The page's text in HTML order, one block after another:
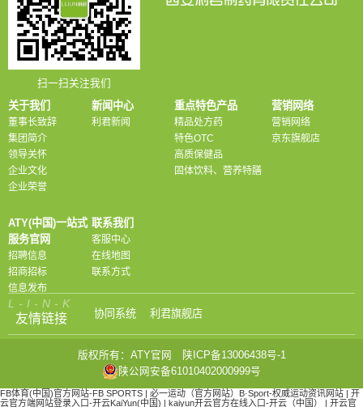
扫一扫关注我们
关于我们
董事长致辞
集团简介
领导关怀
企业文化
企业荣誉
新闻中心
利君新闻
重点特色产品
精品处方药
特色OTC
高质保健品
固体饮料、营养特膳
营销网络
营销网络
京东旗舰店
ATY(中国)一站式
服务官网
招聘信息
招商招标
信息发布
联系我们
客服中心
在线地图
联系方式
L-I-N-K
友情链接 协同系统 利君旗舰店
版权所有：ATY官网
陕ICP备13006438号-1
陕公网安备61010402000999号
FB体育(中国)官方网站-FB SPORTS 必一运动（官方网站）B·Sport-权威运动资讯网站
开
云官方端网站登录入口-开云KaiYun(中国)
kaiyun开云官方在线入口-开云（中国） 开云官